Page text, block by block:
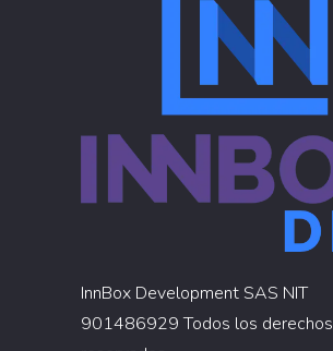
InnBox Development SAS NIT
901486929 Todos los derechos